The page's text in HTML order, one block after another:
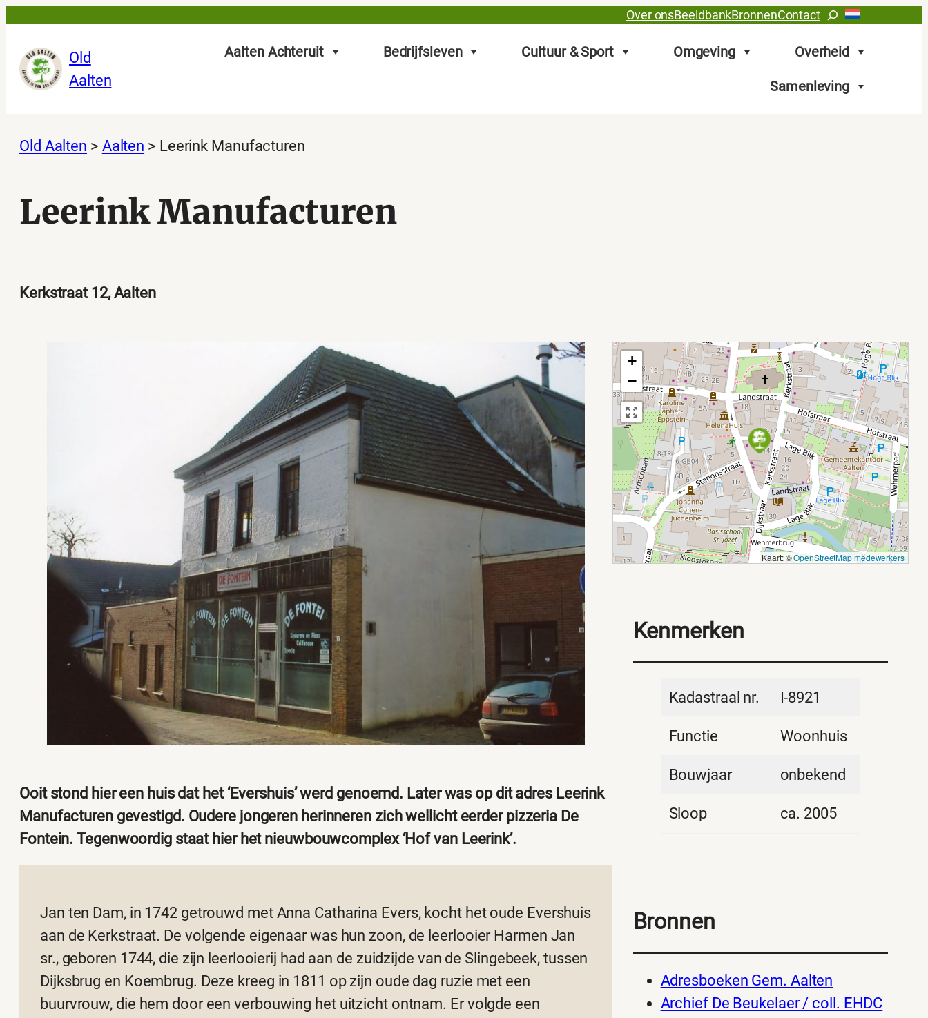
de
inhoud
Over onsBeeldbankBronnenContactZoeken
Old
Aalten
Aalten Achteruit Bedrijfsleven Cultuur & Sport Omgeving Overheid
Samenleving
Old Aalten > Aalten > Leerink Manufacturen
Leerink Manufacturen
Kerkstraat 12, Aalten
Ooit stond hier een huis dat het ‘Evershuis’ werd genoemd. Later was op dit adres Leerink
Manufacturen gevestigd. Oudere jongeren herinneren zich wellicht eerder pizzeria De
Fontein. Tegenwoordig staat hier het nieuwbouwcomplex ‘Hof van Leerink’.
Jan ten Dam, in 1742 getrouwd met Anna Catharina Evers, kocht het oude Evershuis
aan de Kerkstraat. De volgende eigenaar was hun zoon, de leerlooier Harmen Jan
sr., geboren 1744, die zijn leerlooierij had aan de zuidzijde van de Slingebeek, tussen
Dijksbrug en Koembrug. Deze kreeg in 1811 op zijn oude dag ruzie met een
buurvrouw, die hem door een verbouwing het uitzicht ontnam. Er volgde een
+
−
Kaart: ©OpenStreetMap medewerkers
Kenmerken
Kadastraal nr. I-8921
Functie Woonhuis
Bouwjaar onbekend
Sloop ca. 2005
Bronnen
Adresboeken Gem. Aalten
Archief De Beukelaer / coll. EHDC